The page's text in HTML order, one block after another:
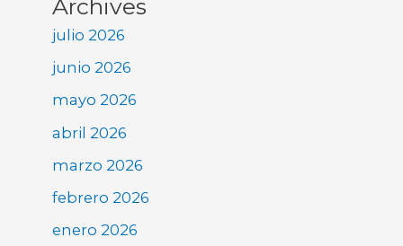
Archives
julio 2026
junio 2026
mayo 2026
abril 2026
marzo 2026
febrero 2026
enero 2026